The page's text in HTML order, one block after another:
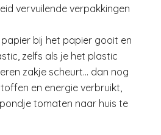
vervuilende verpakkingen
bij het papier gooit en
zelfs als je het plastic
zakje scheurt… dan nog
en energie verbruikt,
tomaten naar huis te